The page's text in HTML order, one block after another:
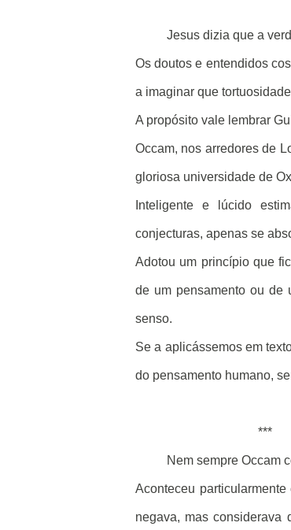
Jesus dizia que a
Os doutos e entendidos
a imaginar que
A propósito vale lembrar
Occam, nos arredores de
gloriosa universidade de
Inteligente e lúcido
conjecturas, apenas se
Adotou um princípio que
de um pensamento ou de
senso.
Se a aplicássemos em
do pensamento humano,
***
Nem sempre Occam
Aconteceu
negava, mas considerava